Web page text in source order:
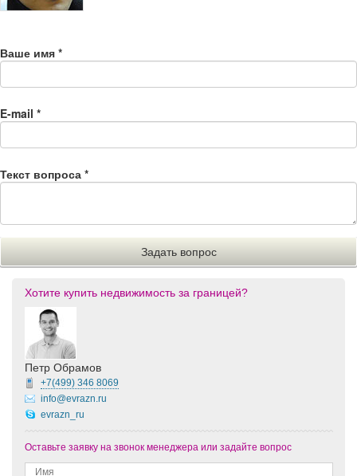
Ваше имя *
E-mail *
Текст вопроса *
Хотите купить недвижимость за границей?
Петр Обрамов
+7(499) 346 8069
info@evrazn.ru
evrazn_ru
Оставьте заявку на звонок менеджера или задайте вопрос